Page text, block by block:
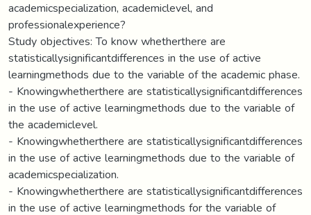
academicspecialization, academiclevel, and
professionalexperience?
Study objectives: To know whetherthere are
statisticallysignificantdifferences in the use of active
learningmethods due to the variable of the academic phase.
- Knowingwhetherthere are statisticallysignificantdifferences
in the use of active learningmethods due to the variable of
the academiclevel.
- Knowingwhetherthere are statisticallysignificantdifferences
in the use of active learningmethods due to the variable of
academicspecialization.
- Knowingwhetherthere are statisticallysignificantdifferences
in the use of active learningmethods for the variable of